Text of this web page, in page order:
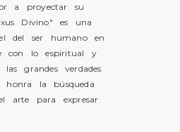
a proyectar su
Divino" es una
del ser humano en
con lo espiritual y
grandes verdades
la búsqueda
arte para expresar